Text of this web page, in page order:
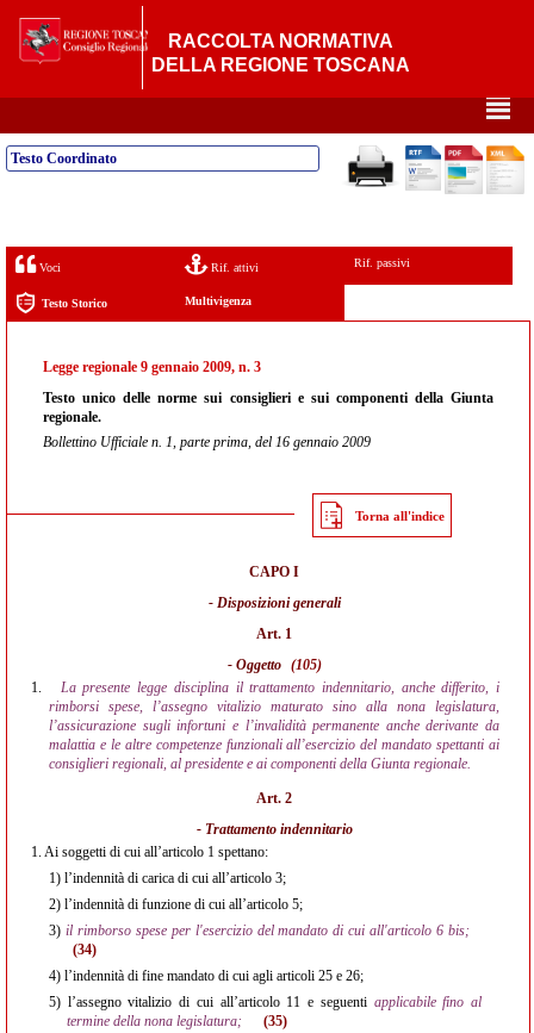
RACCOLTA NORMATIVA
DELLA REGIONE TOSCANA
²
Testo Coordinato
Voci Rif. attivi Rif. passivi
Testo Storico Multivigenza
Legge regionale 9 gennaio 2009, n. 3
Testo unico delle norme sui consiglieri e sui componenti della Giunta
regionale.
Bollettino Ufficiale n. 1, parte prima, del 16 gennaio 2009
Torna all'indice
CAPO I
- Disposizioni generali
Art. 1
- Oggetto (105)
1.
La presente legge disciplina il trattamento indennitario, anche differito, i
rimborsi spese, l’assegno vitalizio maturato sino alla nona legislatura,
l’assicurazione sugli infortuni e l’invalidità permanente anche derivante da
malattia e le altre competenze funzionali all’esercizio del mandato spettanti ai
consiglieri regionali, al presidente e ai componenti della Giunta regionale.
Art. 2
- Trattamento indennitario
1. Ai soggetti di cui all’articolo 1 spettano:
1) l’indennità di carica di cui all’articolo 3;
2) l’indennità di funzione di cui all’articolo 5;
3) il rimborso spese per l'esercizio del mandato di cui all'articolo 6 bis;
(34)
4) l’indennità di fine mandato di cui agli articoli 25 e 26;
5) l’assegno vitalizio di cui all’articolo 11 e seguenti applicabile fino al
termine della nona legislatura;
(35)